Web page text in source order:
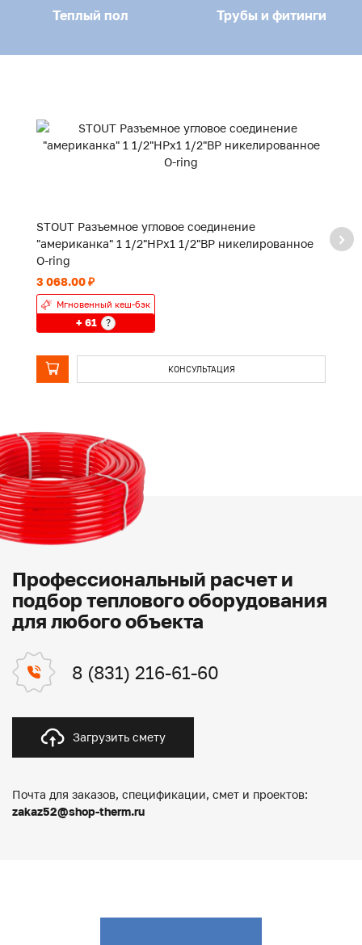
Теплый пол Трубы и фитинги
STOUT Разъемное угловое соединение
"американка" 1 1/2"НРx1 1/2"ВР никелированное
O-ring
3 068.00 ₽
Мгновенный кеш-бэк
+ 61 ?
КОНСУЛЬТАЦИЯ
Профессиональный расчет и
подбор теплового оборудования
для любого объекта
8 (831) 216-61-60
Загрузить смету
Почта для заказов, спецификации, смет и проектов:
zakaz52@shop-therm.ru